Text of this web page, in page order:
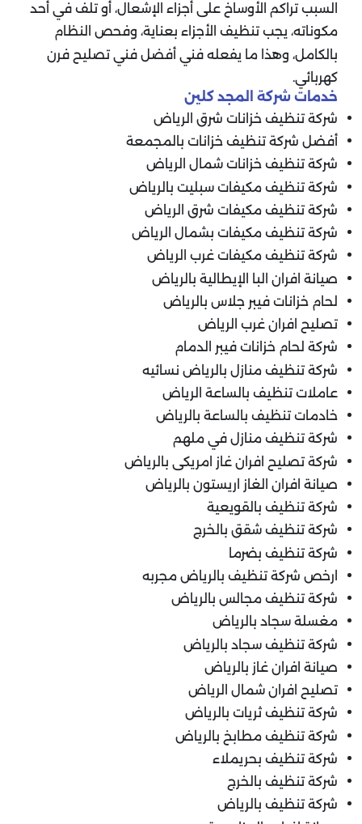
السبب تراكم الأوساخ على أجزاء الإشعال، أو تلف في أحد
مكوناته، يجب تنظيف الأجزاء بعناية، وفحص النظام
بالكامل، وهذا ما يفعله فني أفضل فني تصليح فرن
كهربائي.
خدمات شركة المجد كلين
شركة تنظيف خزانات شرق الرياض
أفضل شركة تنظيف خزانات بالمجمعة
شركة تنظيف خزانات شمال الرياض
شركة تنظيف مكيفات سبليت بالرياض
شركة تنظيف مكيفات شرق الرياض
شركة تنظيف مكيفات بشمال الرياض
شركة تنظيف مكيفات غرب الرياض
صيانة افران البا الإيطالية بالرياض
لحام خزانات فيبر جلاس بالرياض
تصليح افران غرب الرياض
شركة لحام خزانات فيبر الدمام
شركة تنظيف منازل بالرياض نسائيه
عاملات تنظيف بالساعة الرياض
خادمات تنظيف بالساعة بالرياض
شركة تنظيف منازل في ملهم
شركة تصليح افران غاز امريكى بالرياض
صيانة افران الغاز اريستون بالرياض
شركة تنظيف بالقويعية
شركة تنظيف شقق بالخرج
شركة تنظيف بضرما
ارخص شركة تنظيف بالرياض مجربه
شركة تنظيف مجالس بالرياض
مغسلة سجاد بالرياض
شركة تنظيف سجاد بالرياض
صيانة افران غاز بالرياض
تصليح افران شمال الرياض
شركة تنظيف ثريات بالرياض
شركة تنظيف مطابخ بالرياض
شركة تنظيف بحريملاء
شركة تنظيف بالخرج
شركة تنظيف بالرياض